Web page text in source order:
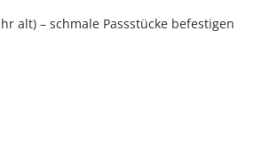
alt) – schmale Passstücke befestigen